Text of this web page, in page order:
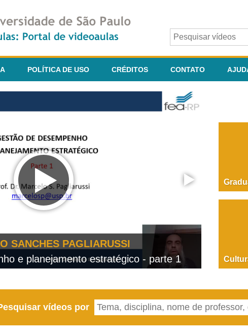
POLÍTICA DE USO CRÉDITOS CONTATO
SANCHES PAGLIARUSSI
e planejamento estratégico - parte 1
vídeos por